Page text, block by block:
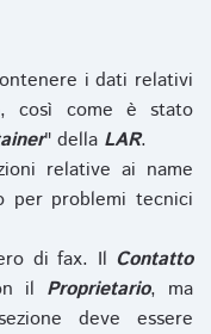
i dati relativi
così come è stato
" della LAR.
relative ai name
per problemi tecnici
di fax. Il Contatto
il Proprietario, ma
deve essere